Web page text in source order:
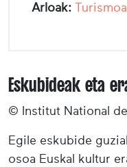
Arloak: Turismoa
Eskubideak eta
© Institut National
Egile eskubide
osoa Euskal kultur